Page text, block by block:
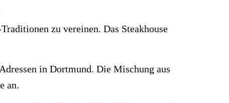
zu vereinen. Das Steakhouse
in Dortmund. Die Mischung aus
an.